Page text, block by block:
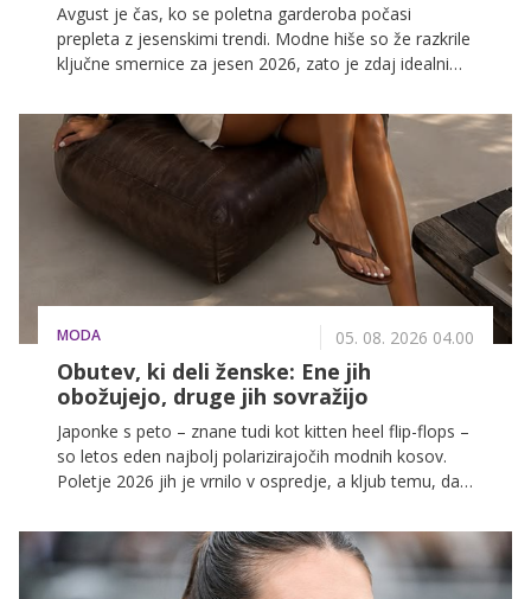
Avgust je čas, ko se poletna garderoba počasi
prepleta z jesenskimi trendi. Modne hiše so že razkrile
ključne smernice za jesen 2026, zato je zdaj idealni
hkrati pa bodo jeseni med najbolj zaželenimi.
MODA 05. 08. 2026 04.00
Obutev, ki deli ženske: Ene jih
obožujejo, druge jih sovražijo
Japonke s peto – znane tudi kot kitten heel flip-flops –
so letos eden najbolj polarizirajočih modnih kosov.
Poletje 2026 jih je vrnilo v ospredje, a kljub temu, da